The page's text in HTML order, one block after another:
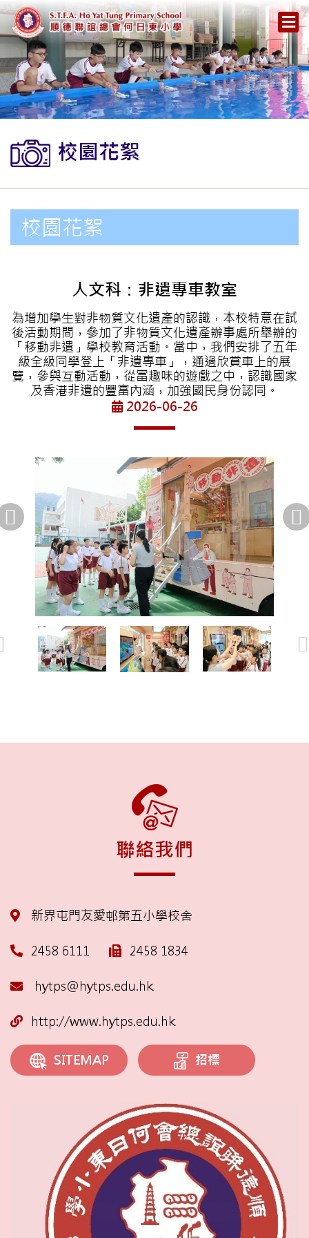
校園花絮
校園花絮
人文科：非遺專車教室
為增加學生對非物質文化遺產的認識，本校特意在試
後活動期間，參加了非物質文化遺產辦事處所舉辦的
「移動非遺」學校教育活動。當中，我們安排了五年
級全級同學登上「非遺專車」，通過欣賞車上的展
覽，參與互動活動，從富趣味的遊戲之中，認識國家
及香港非遺的豐富內涵，加強國民身份認同。
2026-06-26
聯絡我們
新界屯門友愛邨第五小學校舍
2458 6111 2458 1834
hytps@hytps.edu.hk
http://www.hytps.edu.hk
SITEMAP 招標